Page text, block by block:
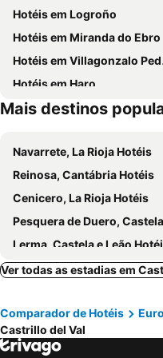
Hostal Campus
Hotel Jacobeo
Oca Burgos Centro
Hostal riMboMbin
Hotel Buenos Aires
Hotel Rural La Tenada
hotel asador versus
Hostal Acanto
Pensión Monjes del Jardín
Hotel Puerta Romeros
Atuaire
Museo de Burgos
Los Infantes
Arco de Fernán González
Monasterio de San Juan de Ortega
Hotéis em Logroño
Hotéis em Miranda do Ebro
Hotéis em Villagonzalo Pedernales
Hotéis em Haro
Mais destinos
Navarrete, La Rioja Hotéis
Reinosa, Cantábria Hotéis
Cenicero, La Rioja Hotéis
Pesquera de Duero, Castela e Leão Hotéis
Lerma, Castela e Leão
Campoo de Enmedio, Cantábria
Valbuena de Duero, Castela e Leão
Briviesca, Castela e Leão
Ver todas as estadias em
Comparador de Hotéis
Castrillo del Val